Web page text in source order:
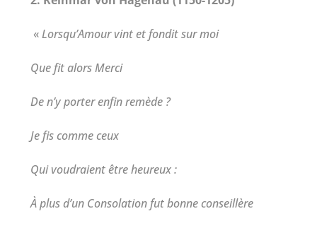
«Lorsqu’Amour vint et fondit sur moi
Que fit alors Merci
De n’y porter enfin remède ?
Je fis comme ceux
Qui voudraient être heureux :
À plus d’un Consolation fut bonne conseillère